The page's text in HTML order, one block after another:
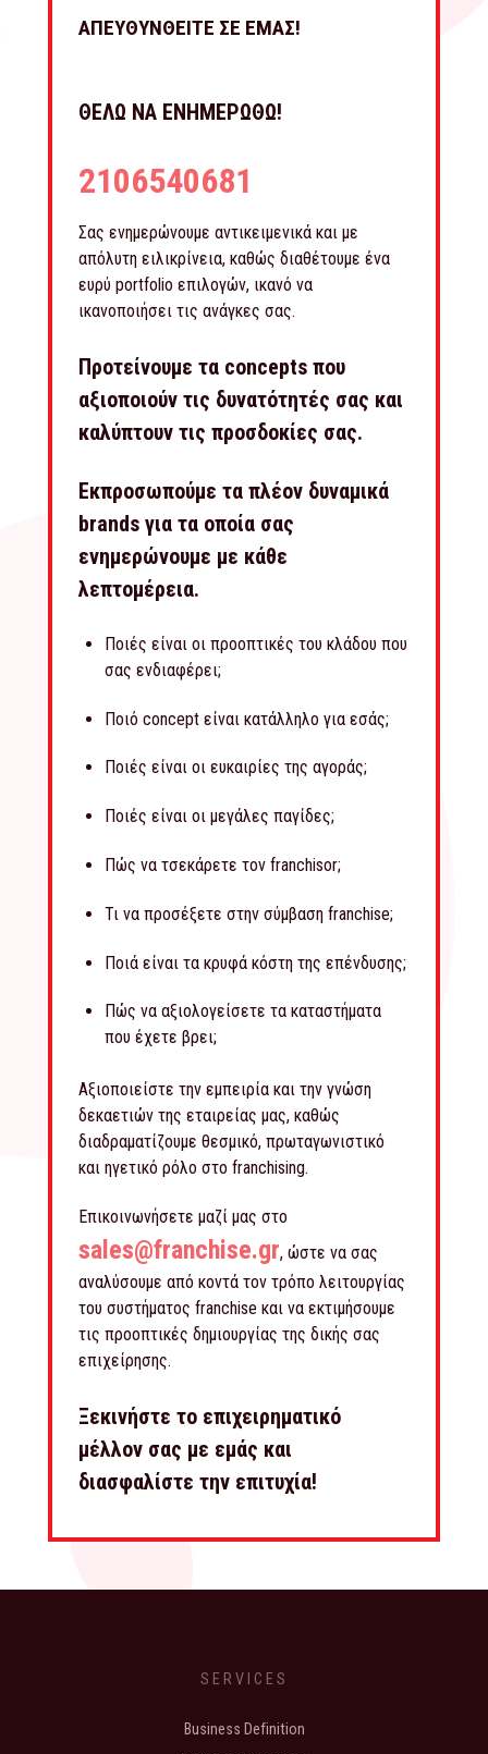
ΑΠΕΥΘΥΝΘΕΙΤΕ ΣΕ ΕΜΑΣ!
ΘΕΛΩ ΝΑ ΕΝΗΜΕΡΩΘΩ!
2106540681
Σας ενημερώνουμε αντικειμενικά και με
απόλυτη ειλικρίνεια, καθώς διαθέτουμε ένα
ευρύ portfolio επιλογών, ικανό να
ικανοποιήσει τις ανάγκες σας.
Προτείνουμε τα concepts που
αξιοποιούν τις δυνατότητές σας και
καλύπτουν τις προσδοκίες σας.
Εκπροσωπούμε τα πλέον δυναμικά
brands για τα οποία σας
ενημερώνουμε με κάθε
λεπτομέρεια.
Ποιές είναι οι προοπτικές του κλάδου που
σας ενδιαφέρει;
Ποιό concept είναι κατάλληλο για εσάς;
Ποιές είναι οι ευκαιρίες της αγοράς;
Ποιές είναι οι μεγάλες παγίδες;
Πώς να τσεκάρετε τον franchisor;
Τι να προσέξετε στην σύμβαση franchise;
Ποιά είναι τα κρυφά κόστη της επένδυσης;
Πώς να αξιολογείσετε τα καταστήματα
που έχετε βρει;
Αξιοποιείστε την εμπειρία και την γνώση
δεκαετιών της εταιρείας μας, καθώς
διαδραματίζουμε θεσμικό, πρωταγωνιστικό
και ηγετικό ρόλο στο franchising.
Επικοινωνήσετε μαζί μας στο
sales@franchise.gr, ώστε να σας
αναλύσουμε από κοντά τον τρόπο λειτουργίας
του συστήματος franchise και να εκτιμήσουμε
τις προοπτικές δημιουργίας της δικής σας
επιχείρησης.
Ξεκινήστε το επιχειρηματικό
μέλλον σας με εμάς και
διασφαλίστε την επιτυχία!
SERVICES
Business Definition